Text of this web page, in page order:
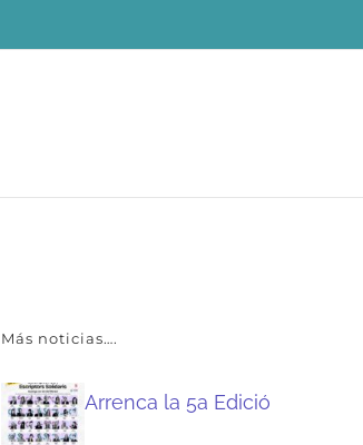
Más noticias….
Arrenca la 5a Edició